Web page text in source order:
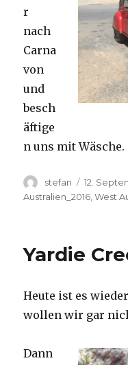
r
nach
Carna
von
und
besch
äftige
n uns mit Wäsche.
Autor
stefan
am
12.
Australien_2016 ,West
Yardie
Heute ist es
wollen wir gar
Dann